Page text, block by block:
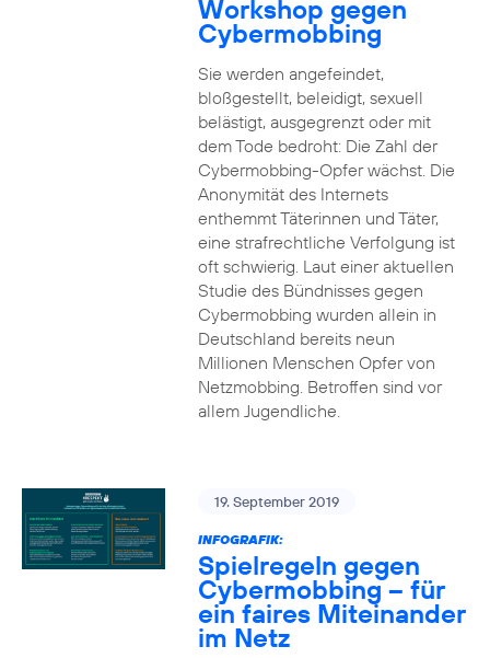
Workshop gegen
Cybermobbing
Sie werden angefeindet,
bloßgestellt, beleidigt, sexuell
belästigt, ausgegrenzt oder mit
dem Tode bedroht: Die Zahl der
Cybermobbing-Opfer wächst. Die
Anonymität des Internets
enthemmt Täterinnen und Täter,
eine strafrechtliche Verfolgung ist
oft schwierig. Laut einer aktuellen
Studie des Bündnisses gegen
Cybermobbing wurden allein in
Deutschland bereits neun
Millionen Menschen Opfer von
Netzmobbing. Betroffen sind vor
allem Jugendliche.
19. September 2019
INFOGRAFIK:
Spielregeln gegen
Cybermobbing – für
ein faires Miteinander
im Netz